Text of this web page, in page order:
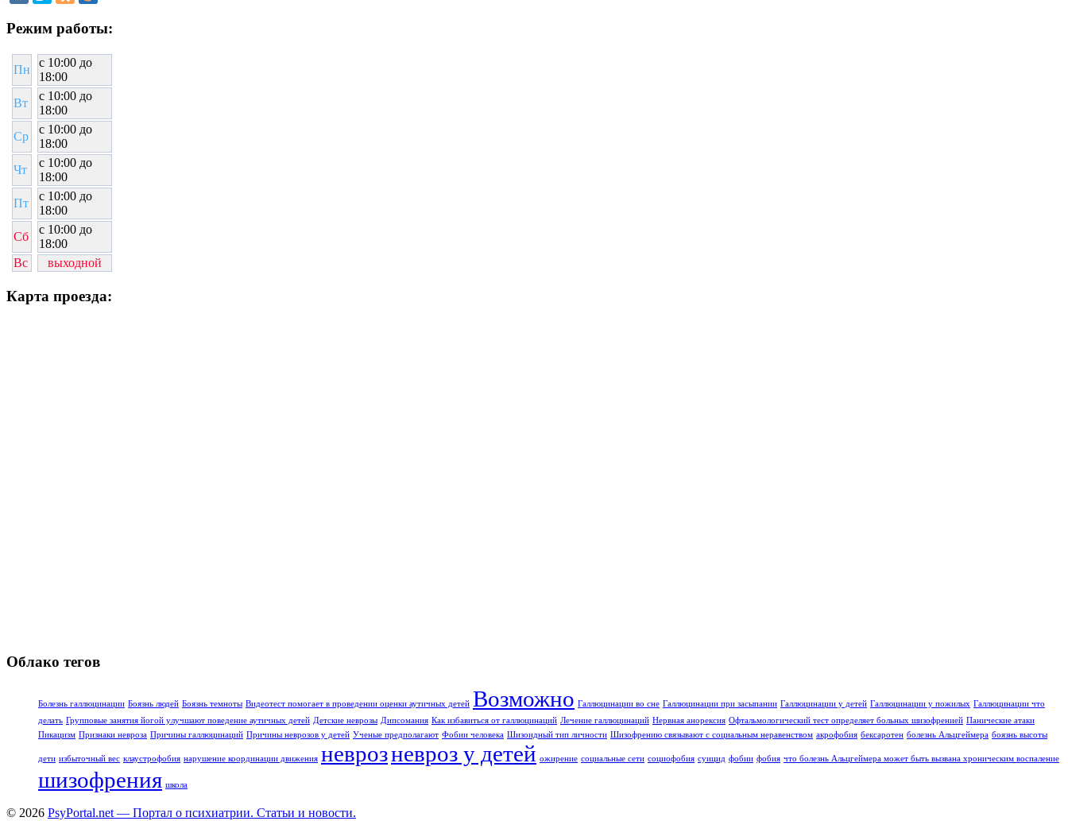
Режим работы:
Пн
c 10:00 до
18:00
Вт
c 10:00 до
18:00
Ср
c 10:00 до
18:00
Чт
c 10:00 до
18:00
Пт
c 10:00 до
18:00
Сб
c 10:00 до
18:00
Вс
выходной
Карта проезда:
Облако тегов
Болезнь галлюцинации Боязнь людей Боязнь темноты Видеотест помогает в проведении оценки аутичных детей Возможно Галлюцинации во сне Галлюцинации при засыпании Галлюцинации у детей Галлюцинации у пожилых Галлюцинации что
делать Групповые занятия йогой улучшают поведение аутичных детей Детские неврозы Дипсомания Как избавиться от галлюцинаций Лечение галлюцинаций Нервная анорексия Офтальмологический тест определяет больных шизофренией Панические атаки
Пикацизм Признаки невроза Причины галлюцинаций Причины неврозов у детей Ученые предполагают Фобии человека Шизоидный тип личности Шизофрению связывают с социальным неравенством акрофобия бексаротен болезнь Альцгеймера боязнь высоты
дети избыточный вес клаустрофобия нарушение координации движения неврозневроз у детей ожирение социальные сети социофобия суицид фобии фобия что болезнь Альцгеймера может быть вызвана хроническим воспаление
шизофрения школа
© 2026 PsyPortal.net — Портал о психиатрии. Статьи и новости.